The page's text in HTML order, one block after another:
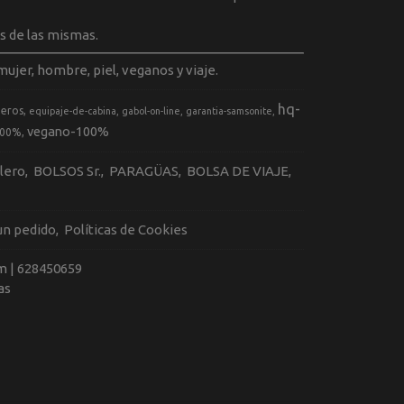
de las mismas.
hombre, piel, veganos y viaje.
equipaje-de-cabina gabol-on-line garantia-samsonite
hq-
vegano-100%
BOLSOS Sr. PARAGÜAS
BOLSA DE VIAJE
pedido Políticas de Cookies
| 628450659